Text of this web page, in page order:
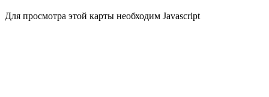
Для просмотра этой карты необходим Javascript